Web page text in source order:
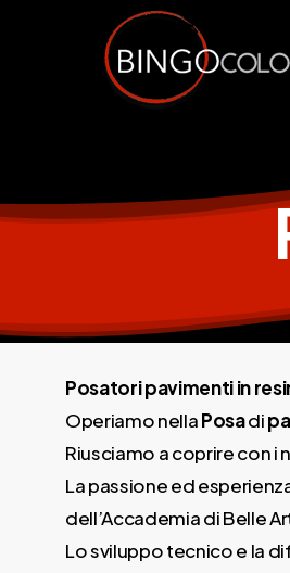
Posatori pavimenti in
Operiamo nellaPosadi
Riusciamo a coprire con i
La passione ed
dell’Accademia di Belle
Lo sviluppo tecnico e la